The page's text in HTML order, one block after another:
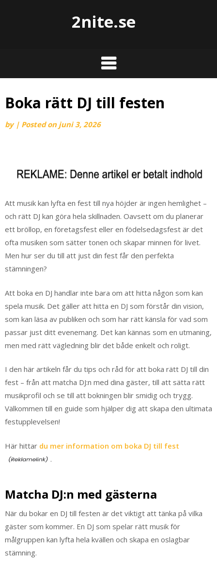
2nite.se
Boka rätt DJ till festen
by | Posted on juni 3, 2026
Att musik kan lyfta en fest till nya höjder är ingen hemlighet –
och rätt DJ kan göra hela skillnaden. Oavsett om du planerar
ett bröllop, en företagsfest eller en födelsedagsfest är det
ofta musiken som sätter tonen och skapar minnen för livet.
Men hur ser du till att just din fest får den perfekta
stämningen?
Att boka en DJ handlar inte bara om att hitta någon som kan
spela musik. Det gäller att hitta en DJ som förstår din vision,
som kan läsa av publiken och som har rätt känsla för vad som
passar just ditt evenemang. Det kan kännas som en utmaning,
men med rätt vägledning blir det både enkelt och roligt.
I den här artikeln får du tips och råd för att boka rätt DJ till din
fest – från att matcha DJ:n med dina gäster, till att sätta rätt
musikprofil och se till att bokningen blir smidig och trygg.
Välkommen till en guide som hjälper dig att skapa den ultimata
festupplevelsen!
Här hittar du mer information om boka DJ till fest
.
Matcha DJ:n med gästerna
När du bokar en DJ till festen är det viktigt att tänka på vilka
gäster som kommer. En DJ som spelar rätt musik för
målgruppen kan lyfta hela kvällen och skapa en oslagbar
stämning.